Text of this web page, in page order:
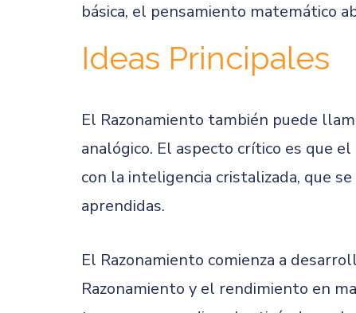
básica, el pensamiento matemático
Ideas Principales
El Razonamiento también puede
analógico. El aspecto crítico es que
con la inteligencia cristalizada, que
aprendidas.
El Razonamiento comienza a
Razonamiento y el rendimiento en